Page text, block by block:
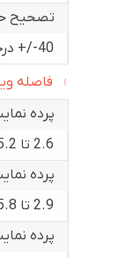
تصحیح
40-/+ درجه عمودی
فاصله
پرده نمایش
2.6 تا 5.2 متر
پرده نمایش
2.9 تا 5.8 متر
پرده نمایش با